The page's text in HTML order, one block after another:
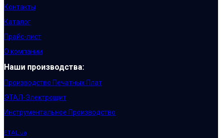
Контакты
Каталог
Прайс-лист
О компании
Наши производства:
Производство Печатных Плат
ЭТАЛ-Электрощит
Инструментальное Производство
ETAL.ua